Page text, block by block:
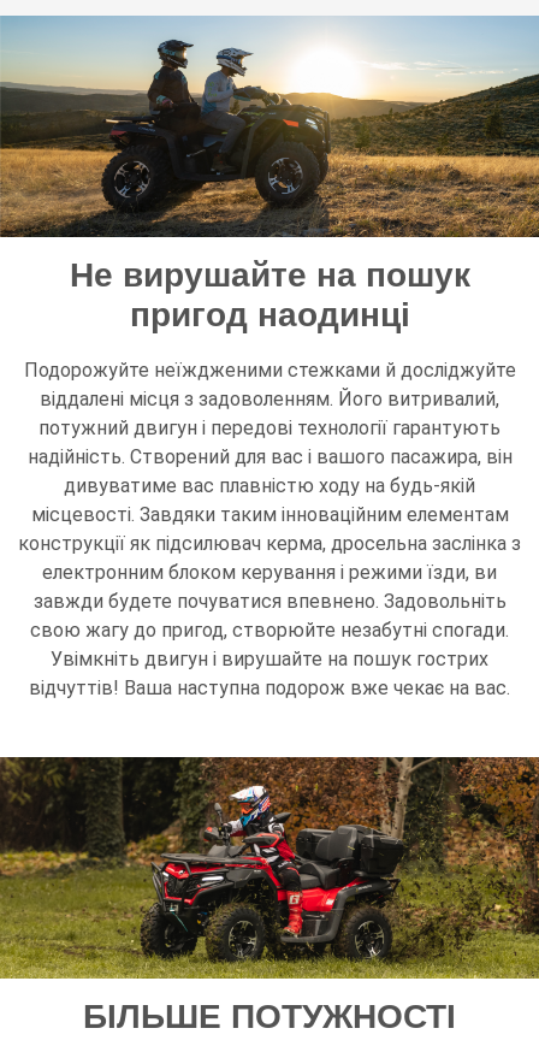
Не вирушайте на пошук
пригод наодинці
Подорожуйте неїждженими стежками й досліджуйте
віддалені місця з задоволенням. Його витривалий,
потужний двигун і передові технології гарантують
надійність. Створений для вас і вашого пасажира, він
дивуватиме вас плавністю ходу на будь-якій
місцевості. Завдяки таким інноваційним елементам
конструкції як підсилювач керма, дросельна заслінка з
електронним блоком керування і режими їзди, ви
завжди будете почуватися впевнено. Задовольніть
свою жагу до пригод, створюйте незабутні спогади.
Увімкніть двигун і вирушайте на пошук гострих
відчуттів! Ваша наступна подорож вже чекає на вас.
БІЛЬШЕ ПОТУЖНОСТІ